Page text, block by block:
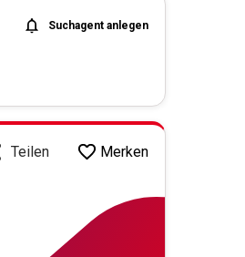
Suchagent anlegen
Teilen Merken